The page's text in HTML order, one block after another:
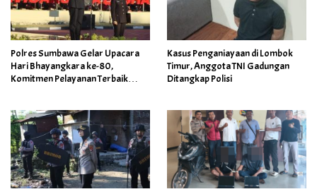
Polres Sumbawa Gelar Upacara
Hari Bhayangkara ke-80,
Komitmen Pelayanan Terbaik
Kasus Penganiayaan di Lombok
Timur, Anggota TNI Gadungan
Ditangkap Polisi